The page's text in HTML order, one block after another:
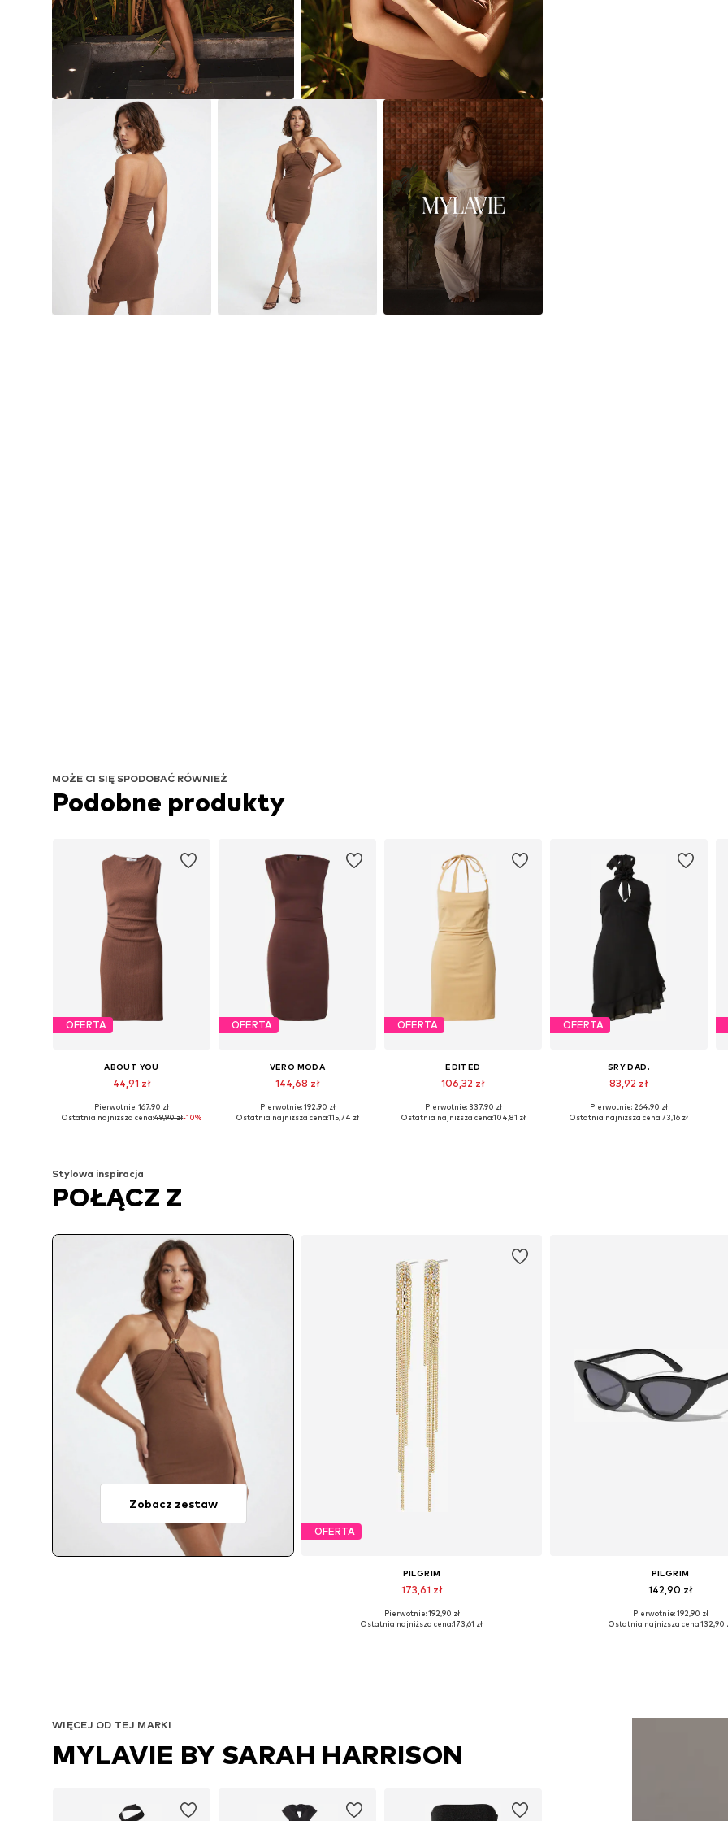
MOŻE CI SIĘ SPODOBAĆ RÓWNIEŻ
Podobne produkty
OFERTA
ABOUT YOU
44,91 zł
Pierwotnie: 167,90 zł
Ostatnia najniższa cena:49,90 zł-10%
OFERTA
VERO MODA
144,68 zł
Pierwotnie: 192,90 zł
Ostatnia najniższa cena:115,74 zł
OFERTA
EDITED
106,32 zł
Dostępne rozmiary: 34, 38, 40, 42
Pierwotnie: 337,90 zł
Ostatnia najniższa cena:104,81 zł
OFERTA
SRY DAD.
83,92 zł
Dostępne rozmiary: 38, 40, 42
Pierwotnie: 264,90 zł
Ostatnia najniższa cena:73,16 zł
Stylowa inspiracja
POŁĄCZ Z
Zobacz zestaw
OFERTA
PILGRIM
173,61 zł
Dostępne rozmiary: One Size
Pierwotnie: 192,90 zł
Ostatnia najniższa cena:173,61 zł
PILGRIM
142,90 zł
Dostępne rozmiary: One Size
Pierwotnie: 192,90 zł
Ostatnia najniższa cena:132,90
WIĘCEJ OD TEJ MARKI
MYLAVIE BY SARAH HARRISON